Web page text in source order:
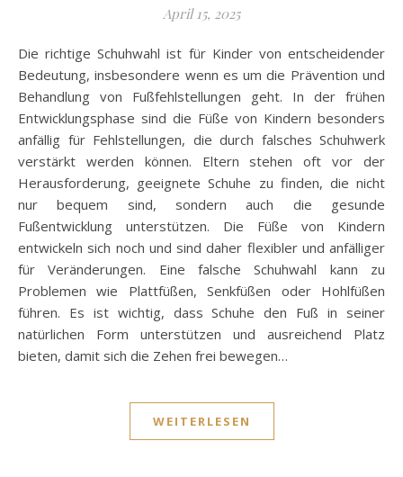
April 15, 2025
Die richtige Schuhwahl ist für Kinder von entscheidender
Bedeutung, insbesondere wenn es um die Prävention und
Behandlung von Fußfehlstellungen geht. In der frühen
Entwicklungsphase sind die Füße von Kindern besonders
anfällig für Fehlstellungen, die durch falsches Schuhwerk
verstärkt werden können. Eltern stehen oft vor der
Herausforderung, geeignete Schuhe zu finden, die nicht
nur bequem sind, sondern auch die gesunde
Fußentwicklung unterstützen. Die Füße von Kindern
entwickeln sich noch und sind daher flexibler und anfälliger
für Veränderungen. Eine falsche Schuhwahl kann zu
Problemen wie Plattfüßen, Senkfüßen oder Hohlfüßen
führen. Es ist wichtig, dass Schuhe den Fuß in seiner
natürlichen Form unterstützen und ausreichend Platz
bieten, damit sich die Zehen frei bewegen…
WEITERLESEN